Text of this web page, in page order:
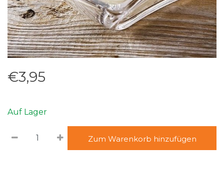
€3,95
Auf Lager
Zum Warenkorb hinzufügen